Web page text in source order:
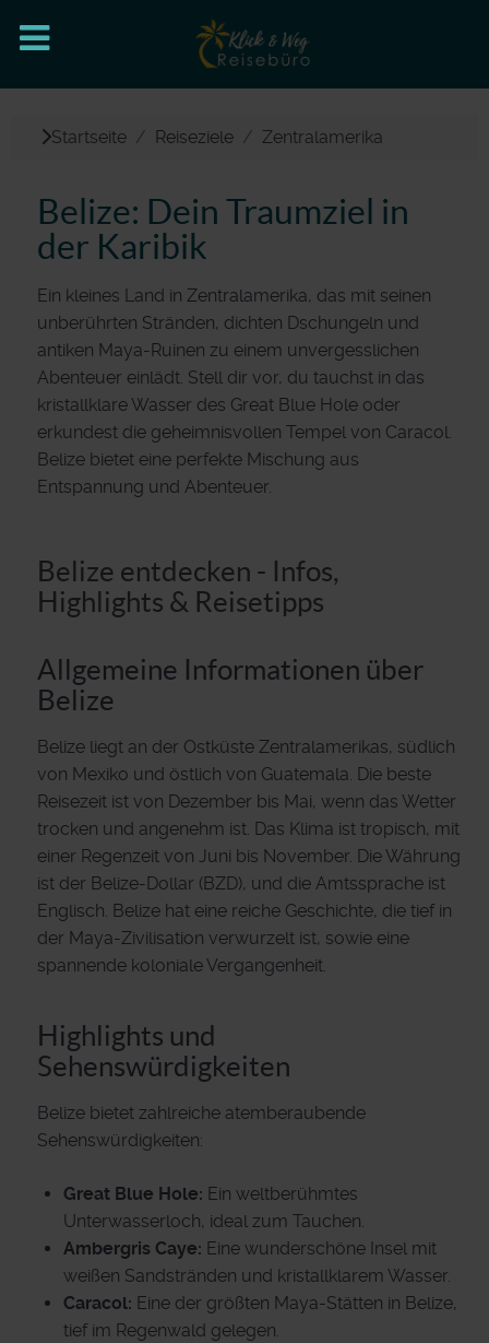
Startseite Reiseziele Zentralamerika
Belize: Dein Traumziel in
der Karibik
Ein kleines Land in Zentralamerika, das mit seinen
unberührten Stränden, dichten Dschungeln und
antiken Maya-Ruinen zu einem unvergesslichen
Abenteuer einlädt. Stell dir vor, du tauchst in das
kristallklare Wasser des Great Blue Hole oder
erkundest die geheimnisvollen Tempel von Caracol.
Belize bietet eine perfekte Mischung aus
Entspannung und Abenteuer.
Belize entdecken - Infos,
Highlights & Reisetipps
Allgemeine Informationen über
Belize
Belize liegt an der Ostküste Zentralamerikas, südlich
von Mexiko und östlich von Guatemala. Die beste
Reisezeit ist von Dezember bis Mai, wenn das Wetter
trocken und angenehm ist. Das Klima ist tropisch, mit
einer Regenzeit von Juni bis November. Die Währung
ist der Belize-Dollar (BZD), und die Amtssprache ist
Englisch. Belize hat eine reiche Geschichte, die tief in
der Maya-Zivilisation verwurzelt ist, sowie eine
spannende koloniale Vergangenheit.
Highlights und
Sehenswürdigkeiten
Belize bietet zahlreiche atemberaubende
Sehenswürdigkeiten:
Great Blue Hole: Ein weltberühmtes
Unterwasserloch, ideal zum Tauchen.
Ambergris Caye: Eine wunderschöne Insel mit
weißen Sandstränden und kristallklarem Wasser.
Caracol: Eine der größten Maya-Stätten in Belize,
tief im Regenwald gelegen.